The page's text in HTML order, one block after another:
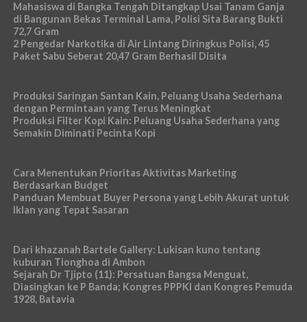
Mahasiswa di Bangka Tengah Ditangkap Usai Tanam Ganja
di Bangunan Bekas Terminal Lama, Polisi Sita Barang Bukti
72,7 Gram
2 Pengedar Narkotika di Air Lintang Diringkus Polisi, 45
Paket Sabu Seberat 20,47 Gram Berhasil Disita
Produksi Saringan Santan Kain, Peluang Usaha Sederhana
dengan Permintaan yang Terus Meningkat
Produksi Filter Kopi Kain: Peluang Usaha Sederhana yang
Semakin Diminati Pecinta Kopi
Cara Menentukan Prioritas Aktivitas Marketing
Berdasarkan Budget
Panduan Membuat Buyer Persona yang Lebih Akurat untuk
Iklan yang Tepat Sasaran
Dari khazanah Bartele Gallery: Lukisan kuno tentang
kuburan Tionghoa di Ambon
Sejarah Dr Tjipto (11): Persatuan Bangsa Menguat,
Diasingkan ke P Banda; Kongres PPPKI dan Kongres Pemuda
1928, Batavia